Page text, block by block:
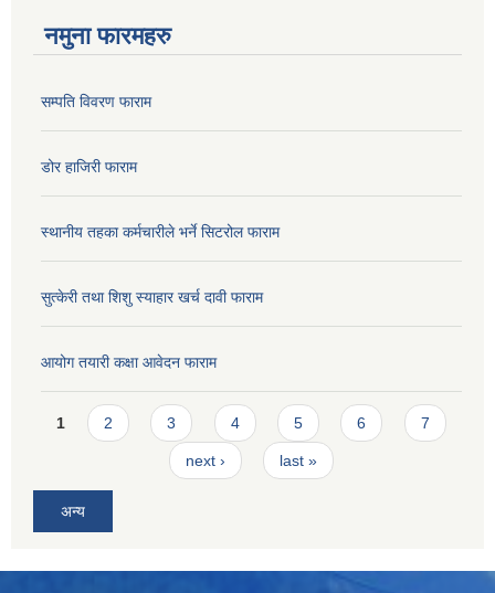
नमुना फारमहरु
सम्पति विवरण फाराम
डोर हाजिरी फाराम
स्थानीय तहका कर्मचारीले भर्ने सिटरोल फाराम
सुत्केरी तथा शिशु स्याहार खर्च दावी फाराम
आयोग तयारी कक्षा आवेदन फाराम
Pages
1 2 3 4 5 6 7
next › last »
अन्य